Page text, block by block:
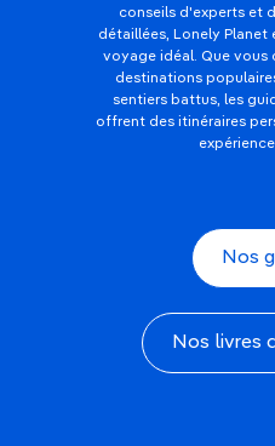
conseils d'experts et
détaillées, Lonely
voyage idéal. Que vous
destinations
sentiers battus, les
offrent des itinéraires
Nos
Nos livres